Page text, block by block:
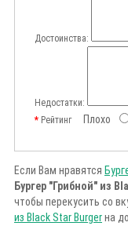
Достоинства:
Недостатки:
РейтингПлохо
Если Вам нравятся
Бургер "Грибной" из
чтобы перекусить со
из Black Star Burgerна